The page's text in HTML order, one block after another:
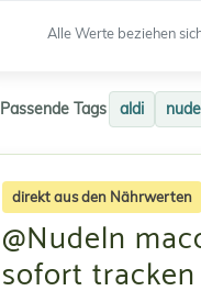
Alle Werte beziehen
Passende Tags aldi
direkt aus den Nährwerten
@Nudeln
sofort tracken